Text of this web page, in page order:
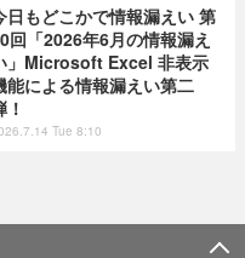
日もどこかで情報漏えい 第
回「2026年6月の情報漏え
」Microsoft Excel 非表示
能による情報漏えい第二
！
Tue 8:10